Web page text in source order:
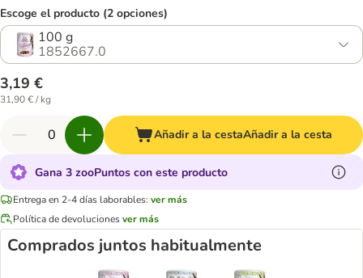
Escoge el producto (2 opciones)
100 g
1852667.0
3,19 €
31,90 € / kg
Añadir a la cestaAñadir a la cesta
Gana 3 zooPuntos con este producto
Entrega en 2-4 días laborables: ver más
Política de devolucionesver más
Comprados juntos habitualmente